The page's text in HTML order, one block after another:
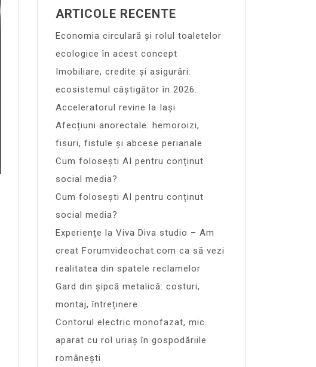
ARTICOLE RECENTE
Economia circulară și rolul toaletelor
ecologice în acest concept
Imobiliare, credite și asigurări:
ecosistemul câștigător în 2026.
Acceleratorul revine la Iași
Afecțiuni anorectale: hemoroizi,
fisuri, fistule și abcese perianale
Cum folosești AI pentru conținut
social media?
Cum folosești AI pentru conținut
social media?
Experiențe la Viva Diva studio – Am
creat Forumvideochat.com ca să vezi
realitatea din spatele reclamelor
Gard din șipcă metalică: costuri,
montaj, întreținere
Contorul electric monofazat, mic
aparat cu rol uriaș în gospodăriile
românești